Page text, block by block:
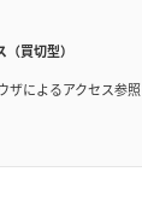
買切型）
ザによるアクセス参照